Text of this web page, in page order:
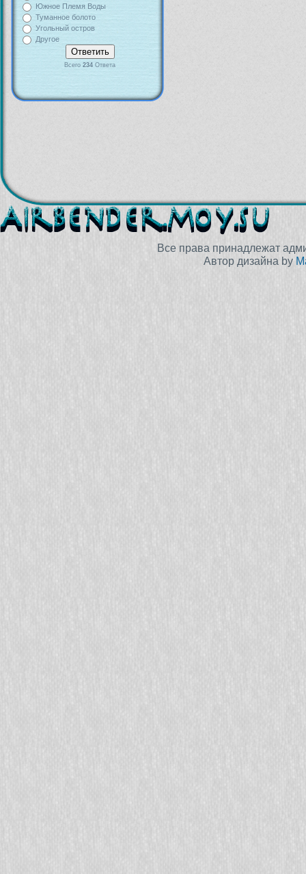
Южное Племя Воды
Туманное болото
Угольный остров
Другое
Всего 234 Ответа
Все права принадлежат
Автор дизайна by